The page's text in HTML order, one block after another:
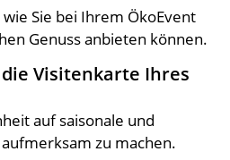
Sie bei Ihrem ÖkoEvent
Genuss anbieten können.
Visitenkarte Ihres
auf saisonale und
zu machen.